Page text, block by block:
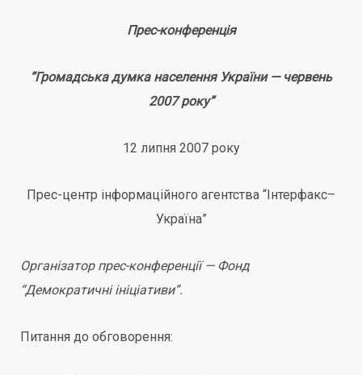
Прес-конференція
“Громадська думка населення України — червень
2007 року”
12 липня 2007 року
Прес-центр інформаційного агентства “Інтерфакс–
Україна”
Організатор прес-конференції— Фонд
“Демократичні ініціативи”.
Питання до обговорення: